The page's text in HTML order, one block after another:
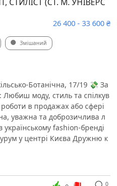
26 400 - 33 600 ₴
Змішаний
Ботанічна, 17/19 💸 За
моду, стиль та спілкув
в продажах або сфері
уважна та доброзичлива л
fashion-бренді
у центрі Києва Дружню к
0